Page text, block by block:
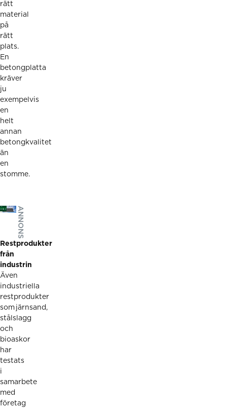
rätt
material
på
rätt
plats.
En
betongplatta
kräver
ju
exempelvis
en
helt
annan
betongkvalitet
än
en
stomme.
ANNONS
Restprodukter
från
industrin
Även
industriella
restprodukter
som järnsand,
stålslagg
och
bioaskor
har
testats
i
samarbete
med
företag